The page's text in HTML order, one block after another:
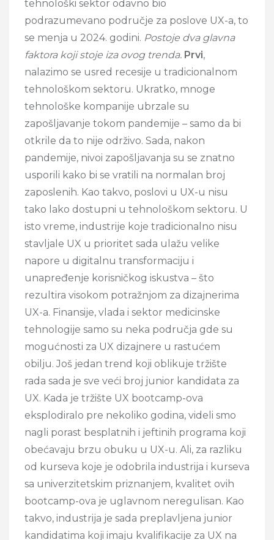
tehnološki sektor odavno bio
podrazumevano područje za poslove UX-a, to
se menja u 2024. godini. Postoje dva glavna
faktora koji stoje iza ovog trenda. Prvi,
nalazimo se usred recesije u tradicionalnom
tehnološkom sektoru. Ukratko, mnoge
tehnološke kompanije ubrzale su
zapošljavanje tokom pandemije – samo da bi
otkrile da to nije održivo. Sada, nakon
pandemije, nivoi zapošljavanja su se znatno
usporili kako bi se vratili na normalan broj
zaposlenih. Kao takvo, poslovi u UX-u nisu
tako lako dostupni u tehnološkom sektoru. U
isto vreme, industrije koje tradicionalno nisu
stavljale UX u prioritet sada ulažu velike
napore u digitalnu transformaciju i
unapređenje korisničkog iskustva – što
rezultira visokom potražnjom za dizajnerima
UX-a. Finansije, vlada i sektor medicinske
tehnologije samo su neka područja gde su
mogućnosti za UX dizajnere u rastućem
obilju. Još jedan trend koji oblikuje tržište
rada sada je sve veći broj junior kandidata za
UX. Kada je tržište UX bootcamp-ova
eksplodiralo pre nekoliko godina, videli smo
nagli porast besplatnih i jeftinih programa koji
obećavaju brzu obuku u UX-u. Ali, za razliku
od kurseva koje je odobrila industrija i kurseva
sa univerzitetskim priznanjem, kvalitet ovih
bootcamp-ova je uglavnom neregulisan. Kao
takvo, industrija je sada preplavljena junior
kandidatima koji imaju kvalifikacije za UX na